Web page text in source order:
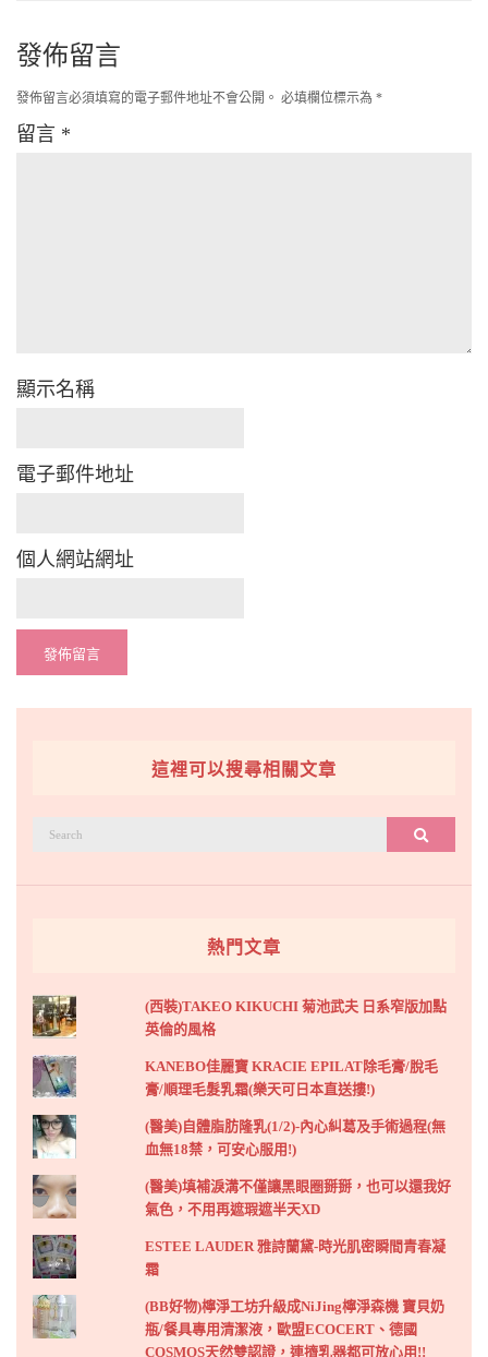
發佈留言
發佈留言必須填寫的電子郵件地址不會公開。 必填欄位標示為 *
留言 *
顯示名稱
電子郵件地址
個人網站網址
這裡可以搜尋相關文章
搜尋
熱門文章
(西裝)TAKEO KIKUCHI 菊池武夫 日系窄版加點
英倫的風格
KANEBO佳麗寶 KRACIE EPILAT除毛膏/脫毛
膏/順理毛髮乳霜(樂天可日本直送摟!)
(醫美)自體脂肪隆乳(1/2)-內心糾葛及手術過程(無
血無18禁，可安心服用!)
(醫美)填補淚溝不僅讓黑眼圈掰掰，也可以還我好
氣色，不用再遮瑕遮半天XD
ESTEE LAUDER 雅詩蘭黛-時光肌密瞬間青春凝
霜
(BB好物)檸淨工坊升級成NiJing檸淨森機 寶貝奶
瓶/餐具專用清潔液，歐盟ECOCERT、德國
COSMOS天然雙認證，連擠乳器都可放心用!!